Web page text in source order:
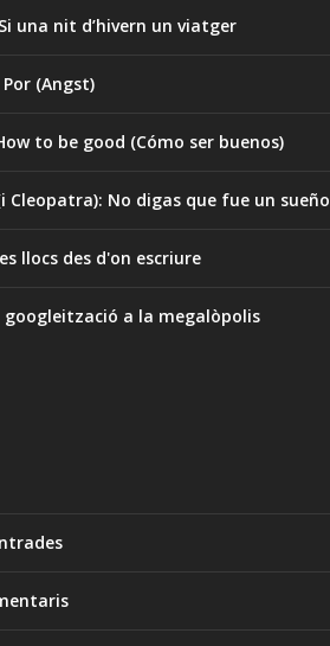
una nit d’hivern un viatger
(Angst)
to be good (Cómo ser buenos)
Cleopatra): No digas que fue un sueño
llocs des d'on escriure
a la megalòpolis